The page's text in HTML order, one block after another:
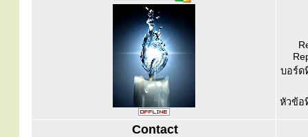
บอร์ด
หัวข้อ
Contact